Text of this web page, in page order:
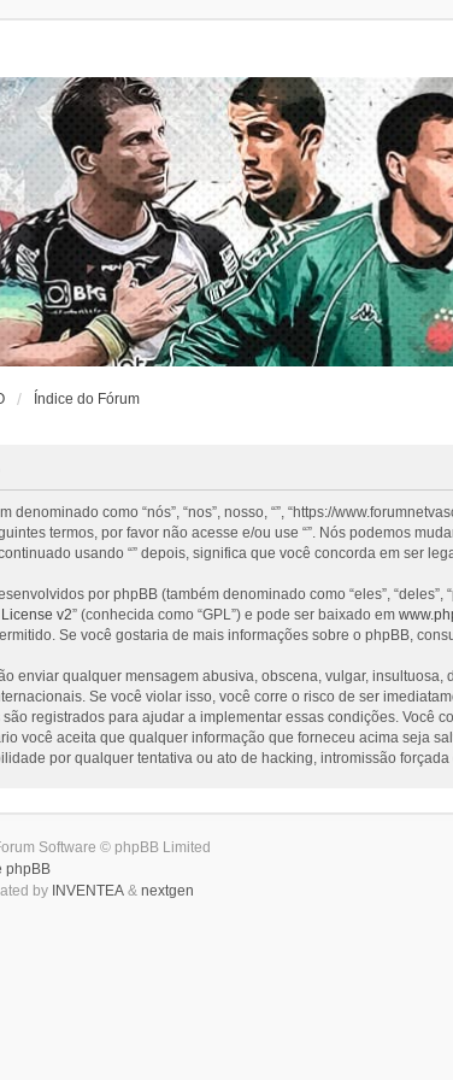
Índice do Fórum
denominado como “nós”, “nos”, nosso, “”, “https://
termos, por favor não acesse e/ou use “”. Nós podemos
usando “” depois, significa que você concorda em ser
por phpBB (também denominado como “eles”, “deles”,
v2” (conhecida como “GPL”) e pode ser baixado em
Se você gostaria de mais informações sobre o phpBB,
enviar qualquer mensagem abusiva, obscena, vulgar,
Se você violar isso, você corre o risco de ser
registrados para ajudar a implementar essas condições. Você
você aceita que qualquer informação que forneceu acima seja
por qualquer tentativa ou ato de hacking, intromissão
Software © phpBB Limited
phpBB
by INVENTEA& nextgen